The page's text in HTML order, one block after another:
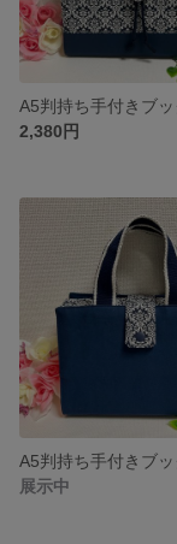
2,380円
展示中